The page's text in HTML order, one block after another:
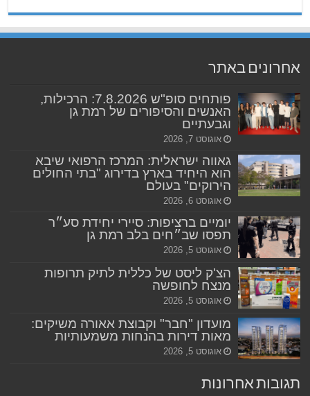
אחרונים באתר
פותחים סופ"ש 7.8.2026: הרכילות,
האנשים והסיפורים של רמת גן
וגבעתיים
אוגוסט 7, 2026
גאווה ישראלית: המרכז הרפואי שיבא
הוא היחיד בארץ בדירוג "בתי החולים
הירוקים" בעולם
אוגוסט 6, 2026
יומיים ברציפות: סיירי יחידת סע״ר
תפסו שב״חים בלב רמת גן
אוגוסט 5, 2026
הצ'ק ליסט של כללית לתיק תרופות
מנצח לחופשה
אוגוסט 5, 2026
מועדון "חבר" וקבוצת אאורה משיקים:
מאות דירות בהנחות משמעותיות
אוגוסט 5, 2026
תגובות אחרונות